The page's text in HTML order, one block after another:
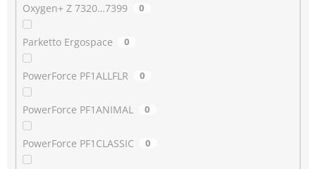
Oxygen+ Z 7320…7399 0
Parketto Ergospace 0
PowerForce PF1ALLFLR 0
PowerForce PF1ANIMAL 0
PowerForce PF1CLASSIC 0